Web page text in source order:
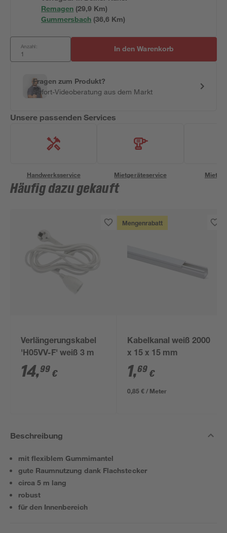
Remagen (29,9 Km)
Gummersbach (36,6 Km)
Anzahl: In den Warenkorb
Fragen zum Produkt?
Sofort-Videoberatung aus dem Markt
Unsere passenden Services
Handwerksservice Mietgeräteservice
Häufig dazu gekauft
Verlängerungskabel
'H05VV-F' weiß 3 m
14,99 €
Mengenrabatt
Kabelkanal weiß 2000
x 15 x 15 mm
1,69 €
0,85 € / Meter
Beschreibung
mit flexiblem Gummimantel
gute Raumnutzung dank Flachstecker
circa 5 m lang
robust
für den Innenbereich